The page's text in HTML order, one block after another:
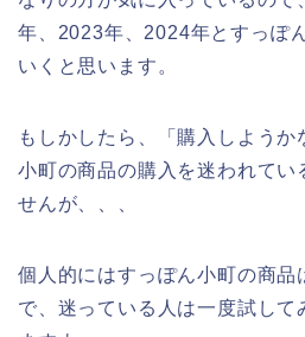
年、2023年、2024年とすっぽ
いくと思います。
もしかしたら、「購入しようか
小町の商品の購入を迷われてい
せんが、、、
個人的にはすっぽん小町の商品
で、迷っている人は一度試して